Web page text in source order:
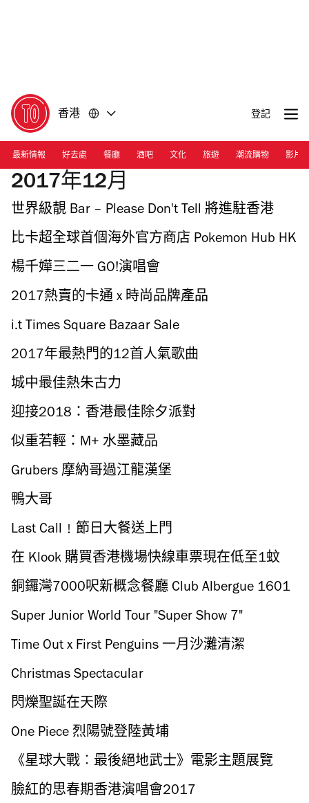
香港 登記
最新情報 好去處 餐廳 酒吧 文化 旅遊 潮流購物 影片
2017年12月
世界級靚 Bar – Please Don't Tell 將進駐香港
比卡超全球首個海外官方商店 Pokemon Hub HK
楊千嬅三二一 GO!演唱會
2017熱賣的卡通 x 時尚品牌產品
i.t Times Square Bazaar Sale
2017年最熱門的12首人氣歌曲
城中最佳熱朱古力
迎接2018：香港最佳除夕派對
似重若輕：M+ 水墨藏品
Grubers 摩納哥過江龍漢堡
鴨大哥
Last Call﹗節日大餐送上門
在 Klook 購買香港機場快線車票現在低至1蚊
起！
銅鑼灣7000呎新概念餐廳 Club Albergue 1601
登場
Super Junior World Tour "Super Show 7"
Time Out x First Penguins 一月沙灘清潔
Christmas Spectacular
閃爍聖誕在天際
One Piece 烈陽號登陸黃埔
《星球大戰︰最後絕地武士》電影主題展覽
臉紅的思春期香港演唱會2017